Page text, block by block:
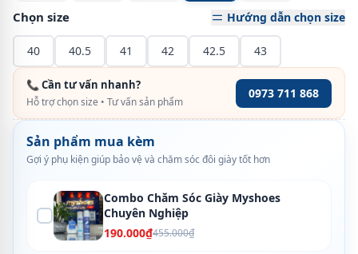
Chọn size Hướng dẫn chọn size
40 40.5 41 42 42.5 43
📞 Cần tư vấn nhanh?
Hỗ trợ chọn size • Tư vấn sản phẩm
0973 711 868
Sản phẩm mua kèm
Gợi ý phụ kiện giúp bảo vệ và chăm sóc đôi giày tốt hơn
Combo Chăm Sóc Giày Myshoes
Chuyên Nghiệp
190.000₫455.000₫